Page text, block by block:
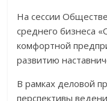
На сессии
среднего бизнеса
комфортной
развитию
В рамках деловой
перспективы